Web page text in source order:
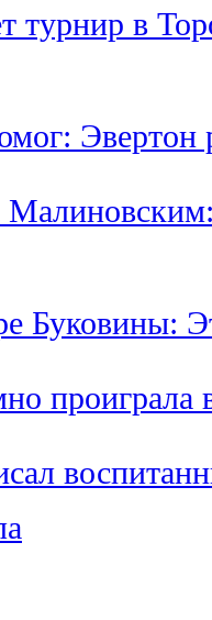
турнир в
Эвертон
Буковины: